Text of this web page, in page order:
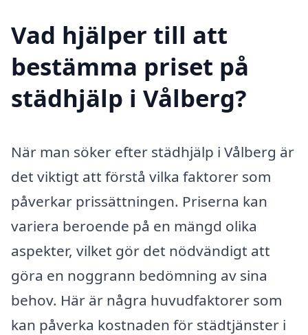
Vad hjälper till att
bestämma priset på
städhjälp i Vålberg?
När man söker efter städhjälp i Vålberg är
det viktigt att förstå vilka faktorer som
påverkar prissättningen. Priserna kan
variera beroende på en mängd olika
aspekter, vilket gör det nödvändigt att
göra en noggrann bedömning av sina
behov. Här är några huvudfaktorer som
kan påverka kostnaden för städtjänster i